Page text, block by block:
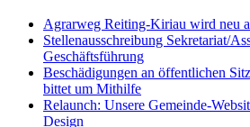
Agrarweg Reiting-Kiriau wird neu
Stellenausschreibung Sekretariat/
Geschäftsführung
Beschädigungen an öffentlichen
bittet um Mithilfe
Relaunch: Unsere Gemeinde-
Design